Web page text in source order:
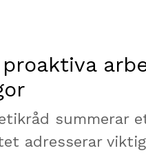
summerar
adresserar